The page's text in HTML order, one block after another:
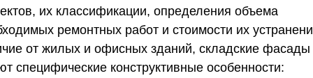
их классификации, определения объема
ремонтных работ и стоимости их
от жилых и офисных зданий, складские фасады
специфические конструктивные особенности: